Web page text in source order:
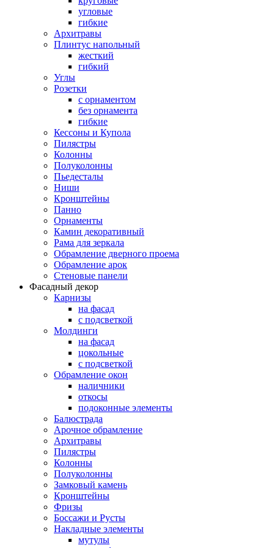
угловые
гибкие
Архитравы
Плинтус напольный
жесткий
гибкий
Углы
Розетки
с орнаментом
без орнамента
гибкие
Кессоны и Купола
Пилястры
Колонны
Полуколонны
Пьедесталы
Ниши
Кронштейны
Панно
Орнаменты
Камин декоративный
Рама для зеркала
Обрамление дверного проема
Обрамление арок
Стеновые панели
Фасадный декор
Карнизы
на фасад
с подсветкой
Молдинги
на фасад
цокольные
с подсветкой
Обрамление окон
наличники
откосы
подоконные элементы
Балюстрада
Арочное обрамление
Архитравы
Пилястры
Колонны
Полуколонны
Замковый камень
Кронштейны
Фризы
Боссажи и Русты
Накладные элементы
мутулы